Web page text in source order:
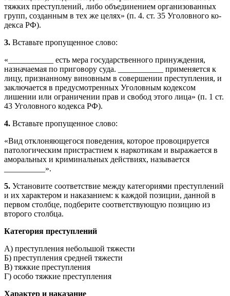
тяжких преступлений, либо объединением организованных
групп, созданным в тех же целях» (п. 4. ст. 35 Уголовного ко­
декса РФ).
3. Вставьте пропущенное слово:
«___________ есть мера государственного принуждения,
назначаемая по приговору суда. ___________ применяется к
лицу, признанному виновным в совершении преступления, и
заклю­чается в предусмотренных Уголовным кодексом
лишении или ограничении прав и свобод этого лица» (п. 1 ст.
43 Уго­ловного кодекса РФ).
4. Вставьте пропущенное слово:
«Вид отклоняющегося пове­дения, которое провоцируется
патологическим пристрасти­ем к наркотикам и выражается в
аморальных и криминальных действиях, называется
__________».
5. Установите соответствие между категориями преступлений
и их характером и наказанием: к каждой позиции, данной в
первом столбце, подберите соответствующую позицию из
второго столбца.
Категория преступлений
А) преступления небольшой тяжести
Б) преступления средней тяжести
В) тяжкие преступления
Г) особо тяжкие преступления
Характер и наказание